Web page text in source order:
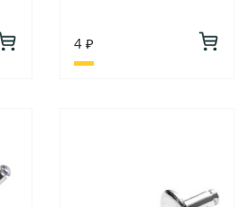
4 ₽